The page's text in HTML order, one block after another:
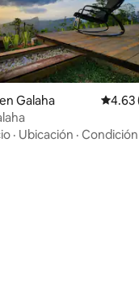
de 5, 41 reseñas
Galaha
4.63
· Ubicación · Condición